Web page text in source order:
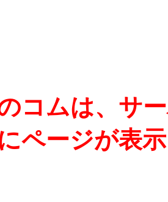
コムは、サ
ページが表